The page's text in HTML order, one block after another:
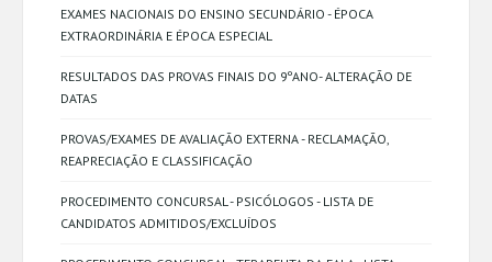
EXAMES NACIONAIS DO ENSINO SECUNDÁRIO - ÉPOCA
EXTRAORDINÁRIA E ÉPOCA ESPECIAL
RESULTADOS DAS PROVAS FINAIS DO 9ºANO- ALTERAÇÃO DE
DATAS
PROVAS/EXAMES DE AVALIAÇÃO EXTERNA - RECLAMAÇÃO,
REAPRECIAÇÃO E CLASSIFICAÇÃO
PROCEDIMENTO CONCURSAL - PSICÓLOGOS - LISTA DE
CANDIDATOS ADMITIDOS/EXCLUÍDOS